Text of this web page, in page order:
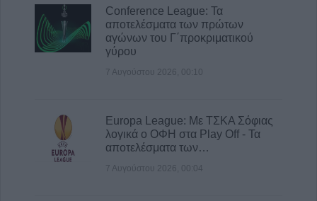
Conference League: Τα
αποτελέσματα των πρώτων
αγώνων του Γ΄προκριματικού
γύρου
7 Αυγούστου 2026, 00:10
Europa League: Με ΤΣΚΑ Σόφιας
λογικά ο ΟΦΗ στα Play Off - Τα
αποτελέσματα των…
7 Αυγούστου 2026, 00:04